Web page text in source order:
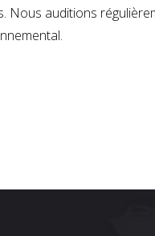
Nous auditions